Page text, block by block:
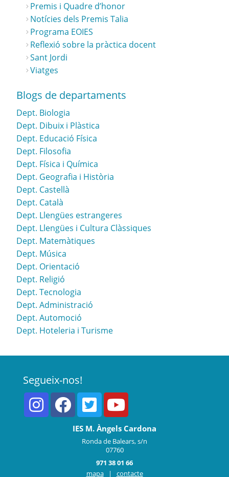
Premis i Quadre d’honor
Notícies dels Premis Talia
Programa EOIES
Reflexió sobre la pràctica docent
Sant Jordi
Viatges
Blogs de departaments
Dept. Biologia
Dept. Dibuix i Plàstica
Dept. Educació Física
Dept. Filosofia
Dept. Física i Química
Dept. Geografia i Història
Dept. Castellà
Dept. Català
Dept. Llengües estrangeres
Dept. Llengües i Cultura Clàssiques
Dept. Matemàtiques
Dept. Música
Dept. Orientació
Dept. Religió
Dept. Tecnologia
Dept. Administració
Dept. Automoció
Dept. Hoteleria i Turisme
Segueix-nos!
IES M. Àngels Cardona
Ronda de Balears, s/n
07760
971 38 01 66
mapa
| contacte